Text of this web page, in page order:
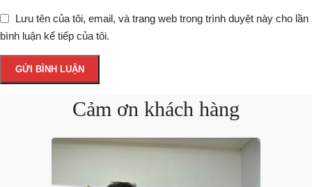
Lưu tên của tôi, email, và trang web trong trình duyệt này cho lần
bình luận kế tiếp của tôi.
Cảm ơn khách hàng